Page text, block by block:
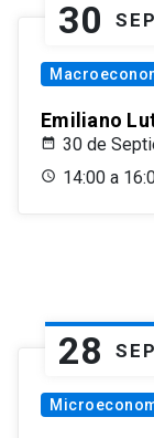
30 SEP
Emiliano
30 de
14:00 a
28 SEP